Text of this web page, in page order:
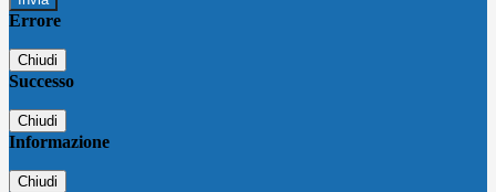
Errore
Chiudi
Successo
Chiudi
Informazione
Chiudi